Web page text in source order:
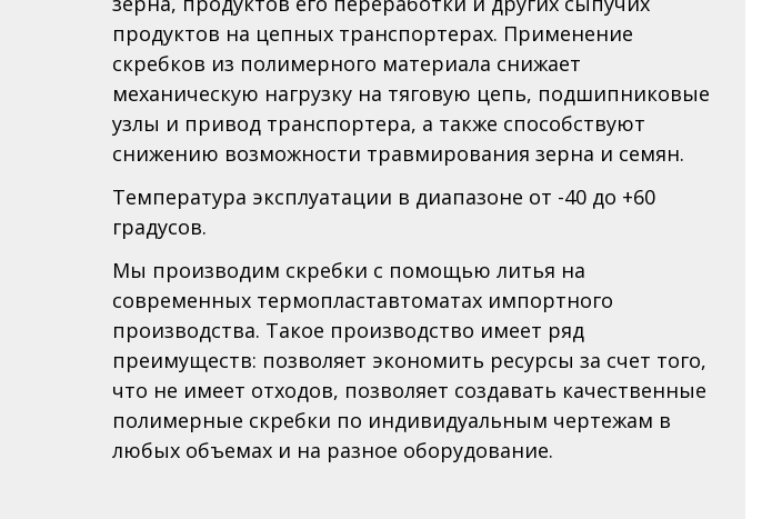
Дилеры
Контакты
Россия, Нижегородская область,
Кстовский район,
д. Фроловское, Промзона,
стр. №3 (территория базы №17).
продуктов на цепных транспортерах. Применение
скребков из полимерного материала снижает
механическую нагрузку на тяговую цепь, подшипниковые
узлы и привод транспортера, а также способствуют
снижению возможности травмирования зерна и семян.
Температура эксплуатации в диапазоне от -40 до +60
градусов.
Мы производим скребки с помощью литья на
современных термопластавтоматах импортного
производства. Такое производство имеет ряд
преимуществ: позволяет экономить ресурсы за счет того,
что не имеет отходов, позволяет создавать качественные
полимерные скребки по индивидуальным чертежам в
любых объемах и на разное оборудование.